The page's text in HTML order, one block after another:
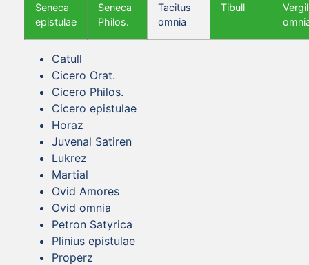
Seneca
epistulae
Seneca
Philos.
Tacitus
omnia
Tibull
Vergil
Catull
Cicero Orat.
Cicero Philos.
Cicero epistulae
Horaz
Juvenal Satiren
Lukrez
Martial
Ovid Amores
Ovid omnia
Petron Satyrica
Plinius epistulae
Properz